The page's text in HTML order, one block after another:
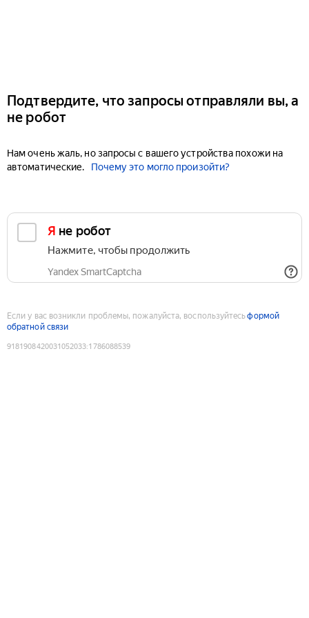
Подтвердите, что запросы отправляли вы, а
не робот
Нам очень жаль, но запросы с вашего устройства похожи на
автоматические.
Почему это могло произойти?
Я не робот
Нажмите, чтобы продолжить
Yandex SmartCaptcha
Если у вас возникли проблемы, пожалуйста, воспользуйтесьформой
обратной связи
9181908420031052033:1786088539